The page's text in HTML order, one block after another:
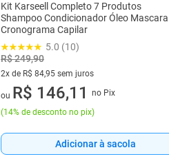
Kit Karseell Completo 7 Produtos
Shampoo Condicionador Óleo Mascara
Cronograma Capilar
5.0 (10)
R$ 249,90
2x de R$ 84,95 sem juros
2 vez de R$ 84,95 sem juros
ou R$ 146,11
no Pix
(14% de desconto no pix)
Adicionar à sacola